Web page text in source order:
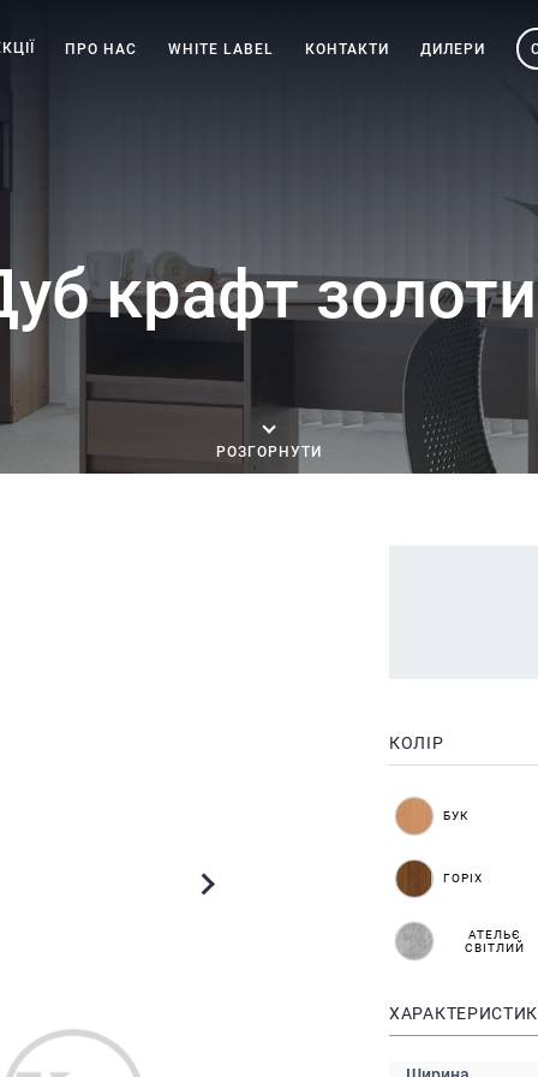
ПРО НАС WHITE LABEL КОНТАКТИ ДИЛЕРИ
крафт
РОЗГОРНУТИ
КОЛІР
БУК
ГОРІХ
АТЕЛЬЄ
СВІТЛИЙ